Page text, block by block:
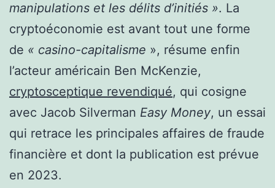
manipulations et les délits d’initiés ». La
cryptoéconomie est avant tout une forme
de « casino-capitalisme », résume enfin
l’acteur américain Ben McKenzie,
cryptosceptique revendiqué, qui cosigne
avec Jacob Silverman Easy Money, un essai
qui retrace les principales affaires de fraude
financière et dont la publication est prévue
en 2023.